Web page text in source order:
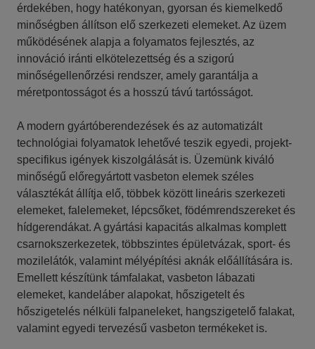
érdekében, hogy hatékonyan, gyorsan és kiemelkedő
minőségben állítson elő szerkezeti elemeket. Az üzem
működésének alapja a folyamatos fejlesztés, az
innováció iránti elkötelezettség és a szigorú
minőségellenőrzési rendszer, amely garantálja a
méretpontosságot és a hosszú távú tartósságot.
A modern gyártóberendezések és az automatizált
technológiai folyamatok lehetővé teszik egyedi, projekt-
specifikus igények kiszolgálását is. Üzemünk kiváló
minőségű előregyártott vasbeton elemek széles
választékát állítja elő, többek között lineáris szerkezeti
elemeket, falelemeket, lépcsőket, födémrendszereket és
hídgerendákat. A gyártási kapacitás alkalmas komplett
csarnokszerkezetek, többszintes épületvázak, sport- és
mozilelátók, valamint mélyépítési aknák előállítására is.
Emellett készítünk támfalakat, vasbeton lábazati
elemeket, kandeláber alapokat, hőszigetelt és
hőszigetelés nélküli falpaneleket, hangszigetelő falakat,
valamint egyedi tervezésű vasbeton termékeket is.